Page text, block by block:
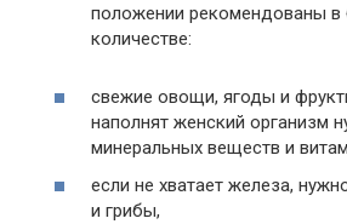
положении рекомендованы
количестве:
свежие овощи, ягоды и
наполнят женский организм
минеральных веществ и
если не хватает железа,
и грибы,